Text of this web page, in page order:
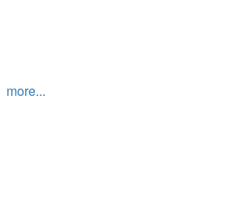
more...